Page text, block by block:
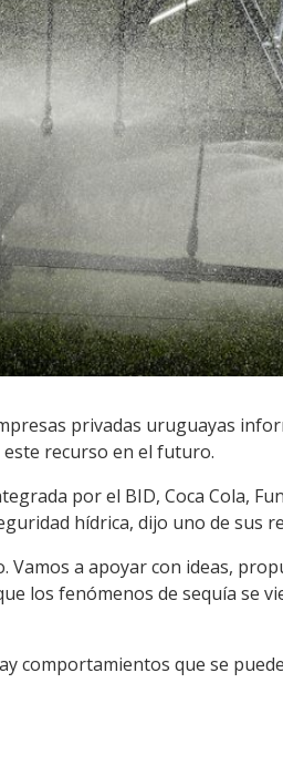
privadas uruguayas
recurso en el futuro.
por el BID, Coca Cola,
hídrica, dijo uno de sus
Vamos a apoyar con ideas,
los fenómenos de sequía se
comportamientos que se